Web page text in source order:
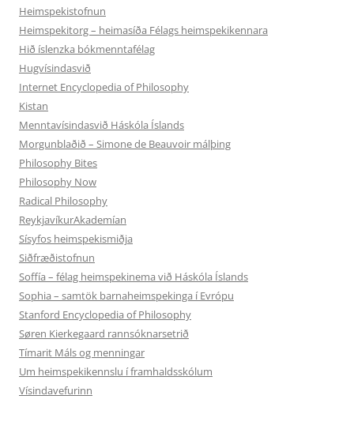
Heimspekistofnun
Heimspekitorg – heimasíða Félags heimspekikennara
Hið íslenzka bókmenntafélag
Hugvísindasvið
Internet Encyclopedia of Philosophy
Kistan
Menntavísindasvið Háskóla Íslands
Morgunblaðið – Simone de Beauvoir málþing
Philosophy Bites
Philosophy Now
Radical Philosophy
ReykjavíkurAkademían
Sísyfos heimspekismiðja
Siðfræðistofnun
Soffía – félag heimspekinema við Háskóla Íslands
Sophia – samtök barnaheimspekinga í Evrópu
Stanford Encyclopedia of Philosophy
Søren Kierkegaard rannsóknarsetrið
Tímarit Máls og menningar
Um heimspekikennslu í framhaldsskólum
Vísindavefurinn